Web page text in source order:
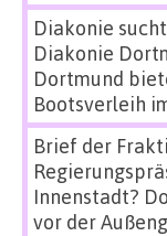
Diakonie
Diakonie
Dortmund
Bootsverleih
Brief der
Innenstadt?
vor der